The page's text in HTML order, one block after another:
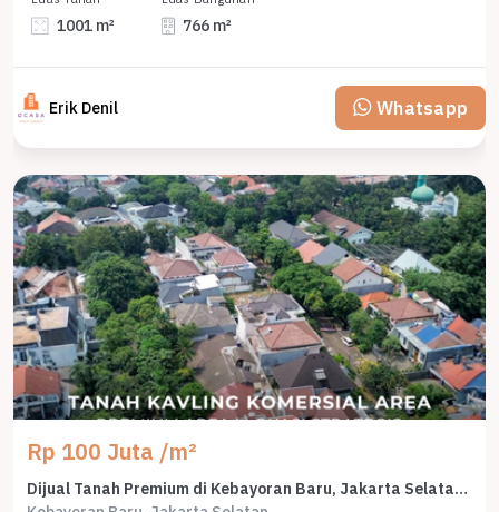
1001 m² 766 m²
Erik Denil Whatsapp
Rp 100 Juta /m²
Dijual Tanah Premium di Kebayoran Baru, Jakarta Selatan, LT 714m²